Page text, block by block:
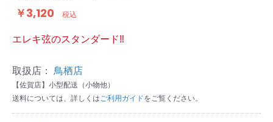
￥3,120 税込
エレキ弦のスタンダード‼︎
取扱店： 鳥栖店
【佐賀店】小型配送（小物他）
送料については、詳しくはご利用ガイドをご覧ください。